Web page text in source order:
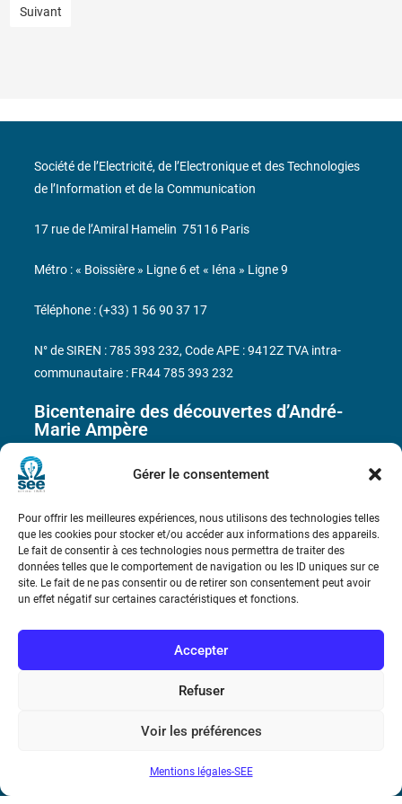
Gérer le consentement
Pour offrir les meilleures expériences, nous utilisons des technologies telles
que les cookies pour stocker et/ou accéder aux informations des appareils.
Le fait de consentir à ces technologies nous permettra de traiter des
données telles que le comportement de navigation ou les ID uniques sur ce
site. Le fait de ne pas consentir ou de retirer son consentement peut avoir
un effet négatif sur certaines caractéristiques et fonctions.
Accepter
Refuser
Voir les préférences
Mentions légales-SEE
Suivant
Bicentenaire des découvertes d’André-
Marie Ampère
Conditions Générales de Vente
Mentions légales
Contact
Société de l’Electricité, de l’Electronique et des Technologies
de l’Information et de la Communication
17 rue de l’Amiral Hamelin 75116 Paris
Métro : « Boissière » Ligne 6 et « Iéna » Ligne 9
Téléphone : (+33) 1 56 90 37 17
N° de SIREN : 785 393 232, Code APE : 9412Z TVA intra-
communautaire : FR44 785 393 232